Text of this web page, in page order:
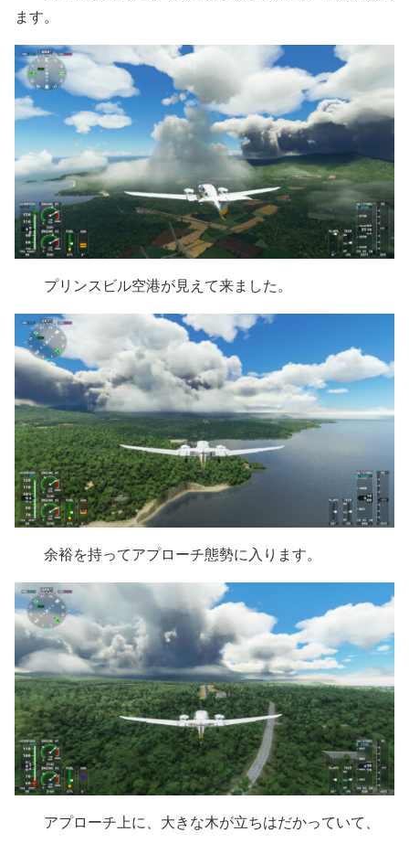
ます。
プリンスビル空港が見えて来ました。
余裕を持ってアプローチ態勢に入ります。
アプローチ上に、大きな木が立ちはだかっていて、